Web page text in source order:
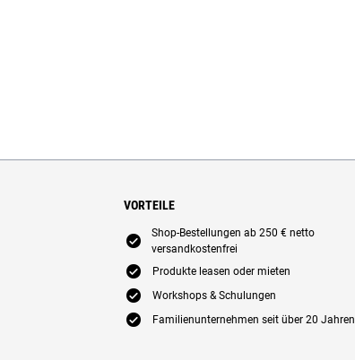
VORTEILE
E
Shop-Bestellungen ab 250 € netto
versandkostenfrei
E Produkte leasen oder mieten
E Workshops & Schulungen
E Familienunternehmen seit über 20 Jahren